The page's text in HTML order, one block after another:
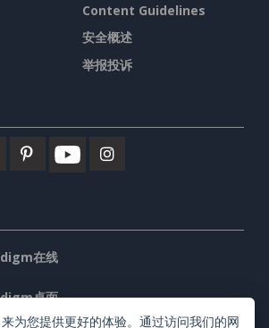
Content Guidelines
安全概述
举报投诉
在线
桌面
为您提供更好的体验。通过访问我们的网